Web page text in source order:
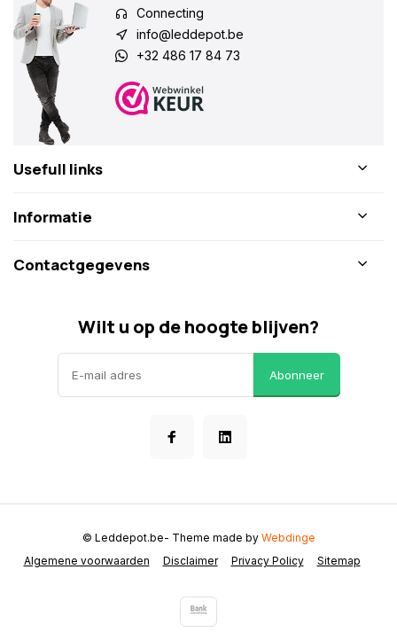
Connecting
info@leddepot.be
+32 486 17 84 73
Usefull links
Informatie
Contactgegevens
Wilt u op de hoogte blijven?
Abonneer
Algemene voorwaarden Disclaimer Privacy Policy Sitemap
© Leddepot.be- Theme made by Webdinge